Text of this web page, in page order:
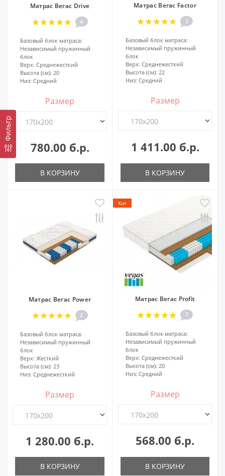
Фильтр
Матрас Вегас Drive
4
Базовый блок матраса:
Независимый пружинный
блок
Верх: Среднежесткий
Высота (см): 20
Низ: Средний
Размер
780.00 б.р.
В КОРЗИНУ
Матрас Вегас Factor
2
Базовый блок матраса:
Независимый пружинный
блок
Верх: Среднежесткий
Высота (см): 22
Низ: Средний
Размер
1 411.00 б.р.
В КОРЗИНУ
Матрас Вегас Power
2
Базовый блок матраса:
Независимый пружинный
блок
Верх: Жесткий
Высота (см): 23
Низ: Среднежесткий
Размер
1 280.00 б.р.
В КОРЗИНУ
Хит
Матрас Вегас Profit
7
Базовый блок матраса:
Независимый пружинный
блок
Верх: Среднежесткий
Высота (см): 20
Низ: Средний
Размер
568.00 б.р.
В КОРЗИНУ